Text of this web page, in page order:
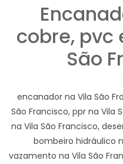
cobre, pvc
São
encanador na Vila São
São Francisco, ppr na Vila
na Vila São Francisco,
bombeiro hidráulico
vazamento na Vila São